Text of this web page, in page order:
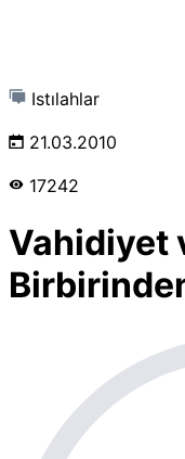
Istılahlar
21.03.2010
17242
Vahidiyet